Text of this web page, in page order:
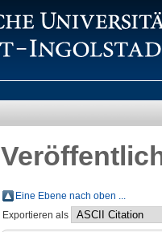
Eine Ebene nach oben ...
Exportieren als